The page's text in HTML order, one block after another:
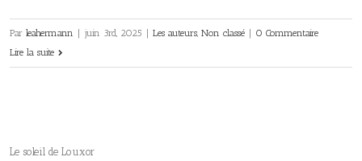
Par leahermann juin 3rd, 2025 Les auteurs, Non classé
0 Commentaire
Lire la suite
Le soleil de Louxor